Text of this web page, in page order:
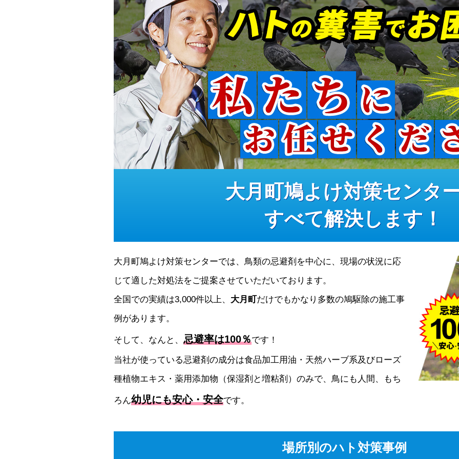
大月町鳩よけ対策センタ
すべて解決します！
大月町鳩よけ対策センターでは、鳥類の忌避剤を中心に、現場の状況に応
じて適した対処法をご提案させていただいております。
全国での実績は3,000件以上、 大月町だけでもかなり多数の鳩駆除の施工事
例があります。
そして、なんと、 忌避率は100％です！
当社が使っている忌避剤の成分は食品加工用油・天然ハーブ系及びローズ
種植物エキス・薬用添加物（保湿剤と増粘剤）のみで、鳥にも人間、もち
ろん幼児にも安心・安全です。
場所別のハト対策事例